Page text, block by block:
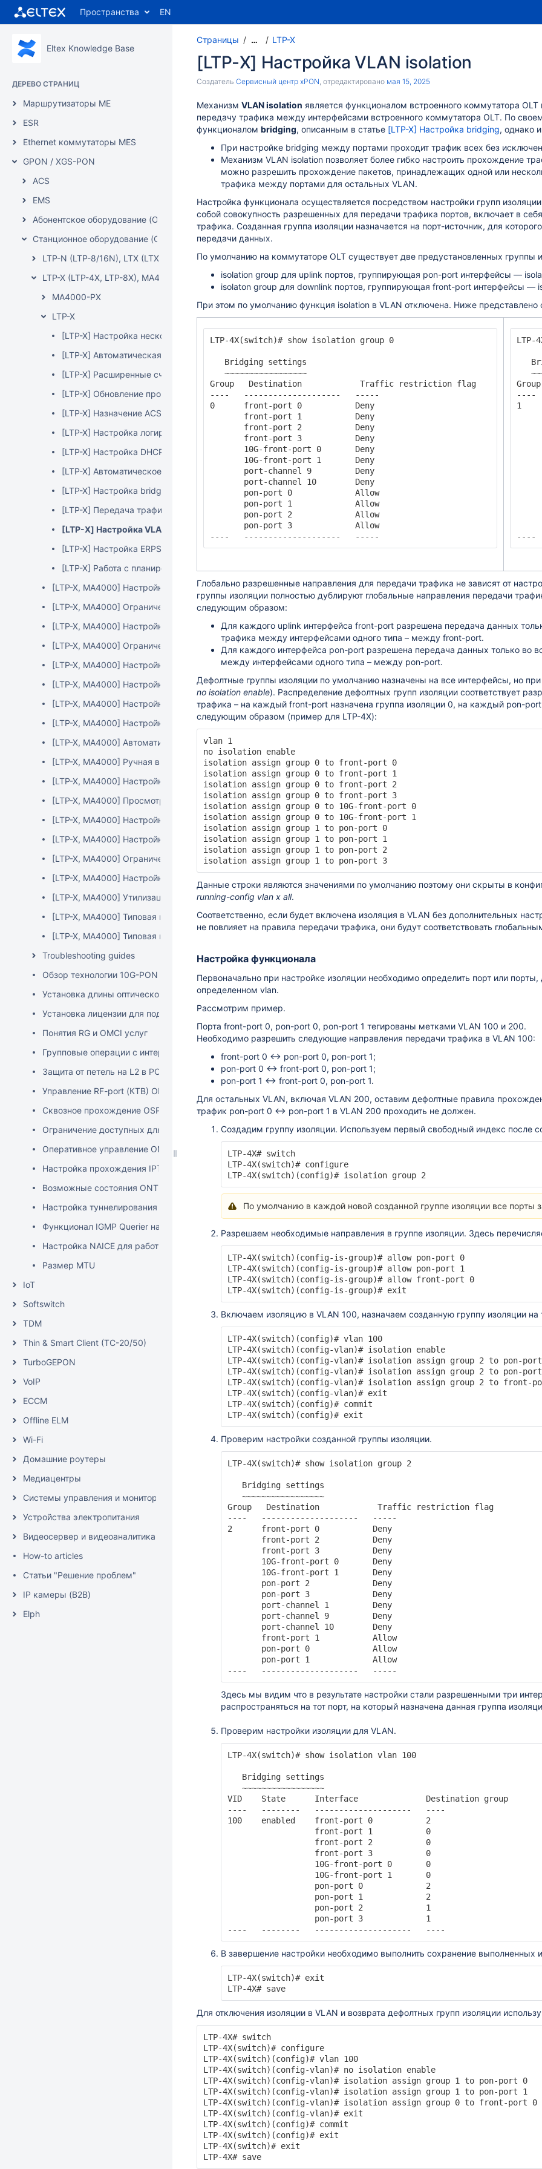
Пространства EN
Eltex Knowledge Base
ДЕРЕВО СТРАНИЦ
Маршрутизаторы ME
ESR
Ethernet коммутаторы MES
GPON / XGS-PON
ACS
EMS
Абонентское оборудование (ONT)
Станционное оборудование (OLT)
LTP-N (LTP-8/16N), LTX (LTX-8/16(C)), MA5160
LTP-X (LTP-4X, LTP-8X), MA4000-PX
MA4000-PX
LTP-X
[LTP-X] Настройка нескольких management интерфейсов
[LTP-X] Автоматическая активация ONT
[LTP-X] Расширенные счетчики интерфейсов switch (SNMP)
[LTP-X] Обновление программного обеспечения OLT
[LTP-X] Назначение ACS профиля на ONT на встроенном ACS по SNMP
[LTP-X] Настройка логирования
[LTP-X] Настройка DHCP broadcast-to-unicast relay
[LTP-X] Автоматическое сохранение конфигурации
[LTP-X] Настройка bridging
[LTP-X] Передача трафика между соседними ONT на одном дереве
[LTP-Х] Настройка VLAN isolation
[LTP-X] Настройка ERPS
[LTP-X] Работа с планировщиком
[LTP-X, MA4000] Настройка DBA
[LTP-X, MA4000] Ограничение доступа к управлению OLT
[LTP-X, MA4000] Настройка автообновления ONT
[LTP-X, MA4000] Ограничение количества одновременных сессий CLI
[LTP-X, MA4000] Настройка MAC aging time
[LTP-X, MA4000] Настройка QoS
[LTP-X, MA4000] Настройка зеркалирования трафика
[LTP-X, MA4000] Настройка параметров управления
[LTP-X, MA4000] Автоматическая выгрузка конфигурации
[LTP-X, MA4000] Ручная выгрузка конфигурации
[LTP-X, MA4000] Настройка AAA
[LTP-X, MA4000] Просмотр активных пользовательских PPPoE и DHCP сессий
[LTP-X, MA4000] Настройка storm-control для ONT
[LTP-X, MA4000] Настройка ONT через SNMP
[LTP-X, MA4000] Ограничение восходящей и нисходящей скорости услуг на ONT
[LTP-X, MA4000] Настройка LAG
[LTP-X, MA4000] Утилизация по сервисам ONT
[LTP-X, MA4000] Типовая настройка SFP-ONU
[LTP-X, MA4000] Типовая настройка NTU-1
Troubleshooting guides
Обзор технологии 10G-PON Eltex
Установка длины оптической линии
Установка лицензии для подключения сторонних ONT
Понятия RG и OMCI услуг
Групповые операции с интерфейсами в CLI
Защита от петель на L2 в PON
Управление RF-port (КТВ) ONT со стороны OLT
Сквозное прохождение OSPF / IPv6 трафика через ONT
Ограничение доступных для ONT multicast групп
Оперативное управление ONT с OLT (перезагрузка, сброс, реконфигурация)
Настройка прохождения IPTV multicast между uplink
Возможные состояния ONT на OLT
Настройка туннелирования на OLT
Функционал IGMP Querier на OLT
Настройка NAICE для работы с OLT
Размер MTU
IoT
Softswitch
TDM
Thin & Smart Client (TC-20/50)
TurboGEPON
VoIP
ECCM
Offline ELM
Wi-Fi
Домашние роутеры
Медиацентры
Системы управления и мониторинга
Устройства электропитания
Видеосервер и видеоаналитика (EVI)
How-to articles
Статьи "Решение проблем"
IP камеры (B2B)
Elph
Страницы … LTP-X
[LTP-Х] Настройка VLAN isolation
Создатель Сервисный центр xPON, отредактировано мая 15, 2025
Механизм VLAN isolation является функционалом встроенного коммутатора
передачу трафика между интерфейсами встроенного коммутатора OLT. По
функционалом bridging, описанным в статье [LTP-X] Настройка bridging, однако
При настройке bridging между портами проходит трафик всех без
Механизм VLAN isolation позволяет более гибко настроить прохождение
можно разрешить прохождение пакетов, принадлежащих одной или
трафика между портами для остальных VLAN.
Настройка функционала осуществляется посредством настройки групп
собой совокупность разрешенных для передачи трафика портов, включает в
трафика. Созданная группа изоляции назначается на порт-источник, для
передачи данных.
По умолчанию на коммутаторе OLT существует две предустановленных группы
isolation group для uplink портов, группирующая pon-port интерфейсы —
isolaton group для downlink портов, группирующая front-port интерфейсы —
При этом по умолчанию функция isolation в VLAN отключена. Ниже
LTP-4X(switch)# show isolation group 0
   Bridging settings
   ~~~~~~~~~~~~~~~~~
Group   Destination            Traffic restriction flag
----   --------------------   -----
0      front-port 0           Deny
       front-port 1           Deny
       front-port 2           Deny
       front-port 3           Deny
       10G-front-port 0       Deny
       10G-front-port 1       Deny
       port-channel 9         Deny
       port-channel 10        Deny
       pon-port 0             Allow
       pon-port 1             Allow
       pon-port 2             Allow
       pon-port 3             Allow
----   --------------------   -----
LTP-
----
1
----
Глобально разрешенные направления для передачи трафика не зависят от
группы изоляции полностью дублируют глобальные направления передачи
следующим образом:
Для каждого uplink интерфейса front-port разрешена передача данных
трафика между интерфейсами одного типа – между front-port.
Для каждого интерфейса pon-port разрешена передача данных только во
между интерфейсами одного типа – между pon-port.
Дефолтные группы изоляции по умолчанию назначены на все интерфейсы, но
no isolation enable). Распределение дефолтных групп изоляции соответствует
трафика – на каждый front-port назначена группа изоляции 0, на каждый pon-port
следующим образом (пример для LTP-4X):
vlan 1
no isolation enable
isolation assign group 0 to front-port 0
isolation assign group 0 to front-port 1
isolation assign group 0 to front-port 2
isolation assign group 0 to front-port 3
isolation assign group 0 to 10G-front-port 0
isolation assign group 0 to 10G-front-port 1
isolation assign group 1 to pon-port 0
isolation assign group 1 to pon-port 1
isolation assign group 1 to pon-port 2
isolation assign group 1 to pon-port 3
Данные строки являются значениями по умолчанию поэтому они скрыты в
running-config vlan x all.
Соответственно, если будет включена изоляция в VLAN без дополнительных
не повлияет на правила передачи трафика, они будут соответствовать
Настройка функционала
Первоначально при настройке изоляции необходимо определить порт или
определенном vlan.
Рассмотрим пример.
Порта front-port 0, pon-port 0, pon-port 1 тегированы метками VLAN 100 и 200.
Необходимо разрешить следующие направления передачи трафика в VLAN 100:
front-port 0 ↔ pon-port 0, pon-port 1;
pon-port 0 ↔ front-port 0, pon-port 1;
pon-port 1 ↔ front-port 0, pon-port 1.
Для остальных VLAN, включая VLAN 200, оставим дефолтные правила
трафик pon-port 0 ↔ pon-port 1 в VLAN 200 проходить не должен.
Создадим группу изоляции. Используем первый свободный индекс после
LTP-4X# switch
LTP-4X(switch)# configure
LTP-4X(switch)(config)# isolation group 2
По умолчанию в каждой новой созданной группе изоляции все порты
Разрешаем необходимые направления в группе изоляции. Здесь
LTP-4X(switch)(config-is-group)# allow pon-port 0
LTP-4X(switch)(config-is-group)# allow pon-port 1
LTP-4X(switch)(config-is-group)# allow front-port 0
LTP-4X(switch)(config-is-group)# exit
Включаем изоляцию в VLAN 100, назначаем созданную группу изоляции
LTP-4X(switch)(config)# vlan 100
LTP-4X(switch)(config-vlan)# isolation enable
LTP-4X(switch)(config-vlan)# isolation assign group 2 to pon-
LTP-4X(switch)(config-vlan)# isolation assign group 2 to pon-
LTP-4X(switch)(config-vlan)# isolation assign group 2 to front-
LTP-4X(switch)(config-vlan)# exit
LTP-4X(switch)(config)# commit
LTP-4X(switch)(config)# exit
Проверим настройки созданной группы изоляции.
LTP-4X(switch)# show isolation group 2
   Bridging settings
   ~~~~~~~~~~~~~~~~~
Group   Destination            Traffic restriction flag
----   --------------------   -----
2      front-port 0           Deny
       front-port 2           Deny
       front-port 3           Deny
       10G-front-port 0       Deny
       10G-front-port 1       Deny
       pon-port 2             Deny
       pon-port 3             Deny
       port-channel 1         Deny
       port-channel 9         Deny
       port-channel 10        Deny
       front-port 1           Allow
       pon-port 0             Allow
       pon-port 1             Allow
----   --------------------   -----
Здесь мы видим что в результате настройки стали разрешенными три
распространяться на тот порт, на который назначена данная группа
Проверим настройки изоляции для VLAN.
LTP-4X(switch)# show isolation vlan 100
   Bridging settings
   ~~~~~~~~~~~~~~~~~
VID    State      Interface              Destination group
----   --------   --------------------   ----
100    enabled    front-port 0           2
                  front-port 1           0
                  front-port 2           0
                  front-port 3           0
                  10G-front-port 0       0
                  10G-front-port 1       0
                  pon-port 0             2
                  pon-port 1             2
                  pon-port 2             1
                  pon-port 3             1
----   --------   --------------------   ----
В завершение настройки необходимо выполнить сохранение выполненных
LTP-4X(switch)# exit
LTP-4X# save
Для отключения изоляции в VLAN и возврата дефолтных групп изоляции
LTP-4X# switch
LTP-4X(switch)# configure
LTP-4X(switch)(config)# vlan 100
LTP-4X(switch)(config-vlan)# no isolation enable
LTP-4X(switch)(config-vlan)# isolation assign group 1 to pon-port 0
LTP-4X(switch)(config-vlan)# isolation assign group 1 to pon-port 1
LTP-4X(switch)(config-vlan)# isolation assign group 0 to front-port 0
LTP-4X(switch)(config-vlan)# exit
LTP-4X(switch)(config)# commit
LTP-4X(switch)(config)# exit
LTP-4X(switch)# exit
LTP-4X# save